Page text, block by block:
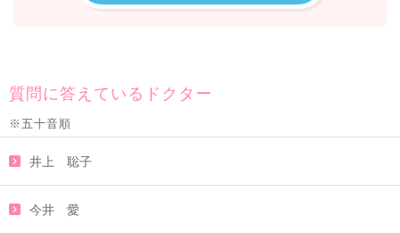
質問に答えているドクター
※五十音順
井上 聡子
今井 愛